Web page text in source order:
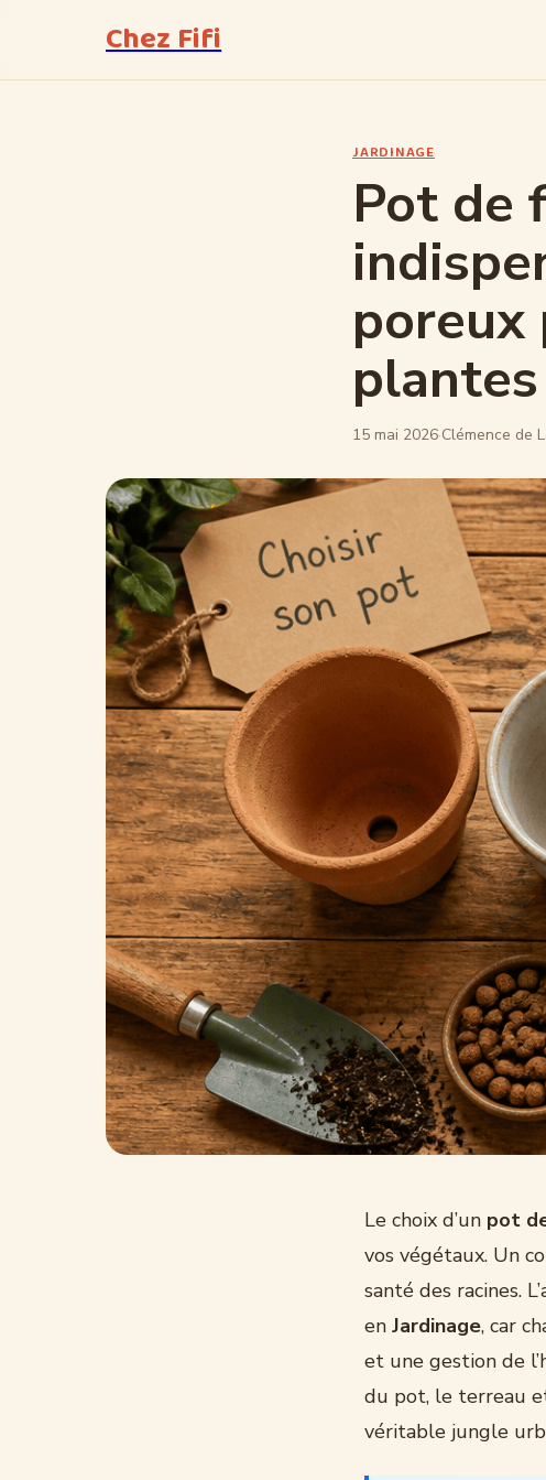
Chez Fifi
JARDINAGE
Pot de
poreux
plantes
15 mai 2026·Clémence de
Le choix d’un pot
vos végétaux. Un
santé des racines.
en Jardinage, car
et une gestion de
du pot, le terreau
véritable jungle